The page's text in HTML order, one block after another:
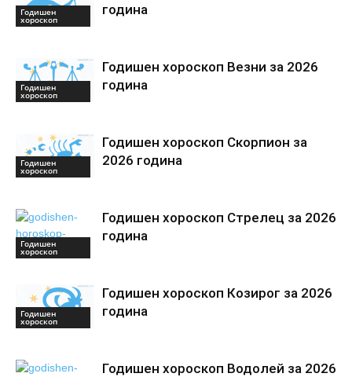
Годишен
хороскоп
година
Годишен
хороскоп
Годишен хороскоп Везни за 2026
година
Годишен
хороскоп
Годишен хороскоп Скорпион за
2026 година
Годишен
хороскоп
Годишен хороскоп Стрелец за 2026
година
Годишен
хороскоп
Годишен хороскоп Козирог за 2026
година
Годишен хороскоп Водолей за 2026